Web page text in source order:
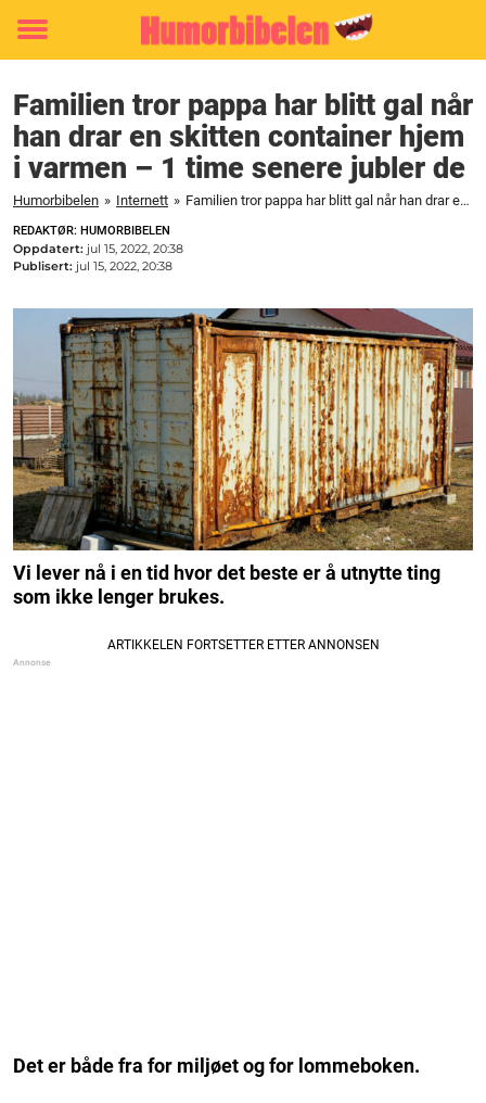
Toggle
Familien tror pappa har blitt gal når
han drar en skitten container hjem
i varmen – 1 time senere jubler de
Humorbibelen » Internett » Familien tror pappa har blitt gal når han drar en skitten container hjem i varmen – 1 time senere jubler de
REDAKTØR: HUMORBIBELEN
Oppdatert: jul 15, 2022, 20:38
Publisert: jul 15, 2022, 20:38
Vi lever nå i en tid hvor det beste er å utnytte ting
som ikke lenger brukes.
Det er både fra for miljøet og for lommeboken.